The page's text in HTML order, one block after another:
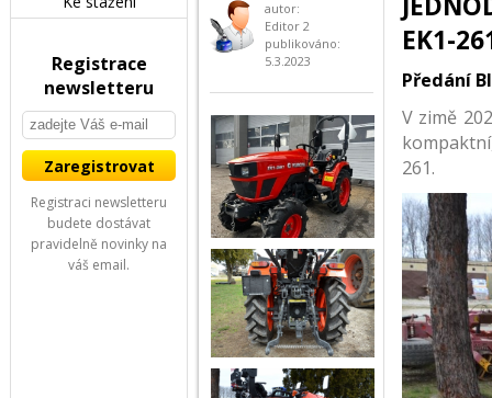
autor:
Editor 2
publikováno:
5.3.2023
EK1-
Předání
V zimě
261.
Registrace
newsletteru
Registraci newsletteru
budete dostávat
pravidelně novinky na
váš email.